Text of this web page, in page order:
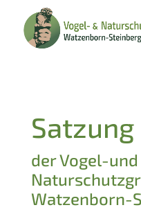
Satzung
der Vogel-und
Watzenborn-